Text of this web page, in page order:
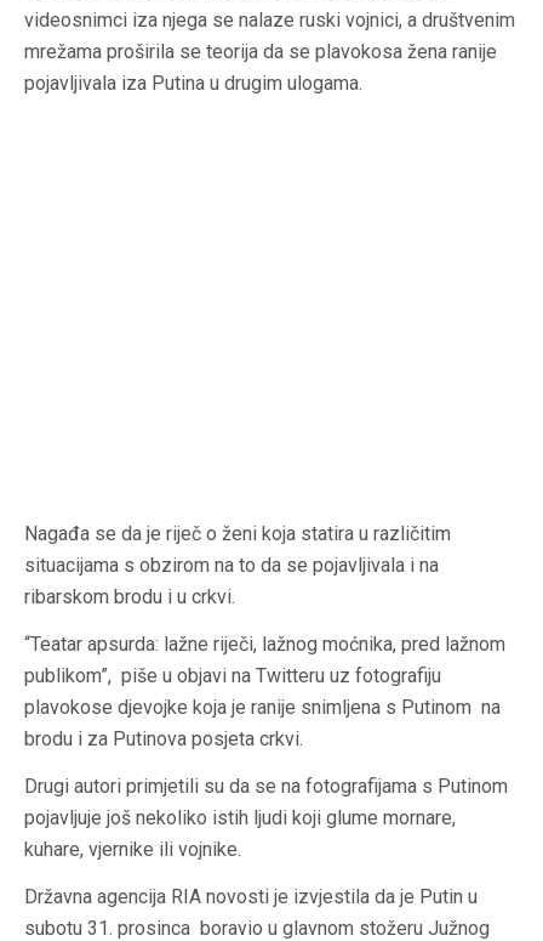
videosnimci iza njega se nalaze ruski vojnici, a društvenim
mrežama proširila se teorija da se plavokosa žena ranije
pojavljivala iza Putina u drugim ulogama.
Nagađa se da je riječ o ženi koja statira u različitim
situacijama s obzirom na to da se pojavljivala i na
ribarskom brodu i u crkvi.
“Teatar apsurda: lažne riječi, lažnog moćnika, pred lažnom
publikom”, piše u objavi na Twitteru uz fotografiju
plavokose djevojke koja je ranije snimljena s Putinom na
brodu i za Putinova posjeta crkvi.
Drugi autori primjetili su da se na fotografijama s Putinom
pojavljuje još nekoliko istih ljudi koji glume mornare,
kuhare, vjernike ili vojnike.
Državna agencija RIA novosti je izvjestila da je Putin u
subotu 31. prosinca boravio u glavnom stožeru Južnog